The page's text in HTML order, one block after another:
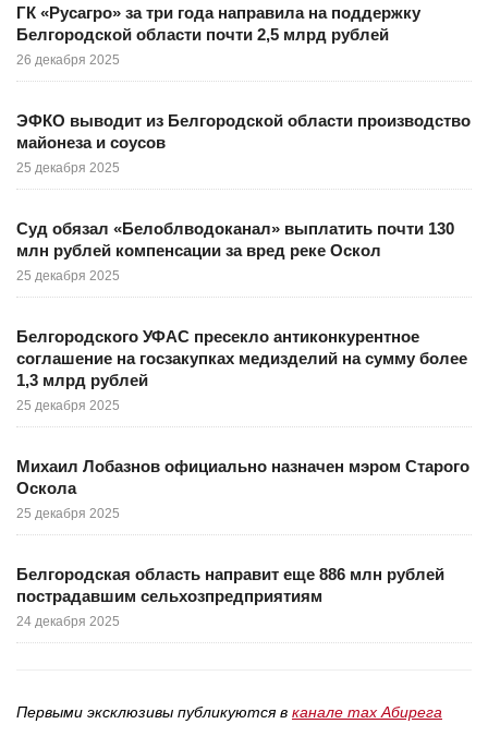
ГК «Русагро» за три года направила на поддержку
Белгородской области почти 2,5 млрд рублей
26 декабря 2025
ЭФКО выводит из Белгородской области производство
майонеза и соусов
25 декабря 2025
Суд обязал «Белоблводоканал» выплатить почти 130
млн рублей компенсации за вред реке Оскол
25 декабря 2025
Белгородского УФАС пресекло антиконкурентное
соглашение на госзакупках медизделий на сумму более
1,3 млрд рублей
25 декабря 2025
Михаил Лобазнов официально назначен мэром Старого
Оскола
25 декабря 2025
Белгородская область направит еще 886 млн рублей
пострадавшим сельхозпредприятиям
24 декабря 2025
Первыми эксклюзивы публикуются в канале max Абирега